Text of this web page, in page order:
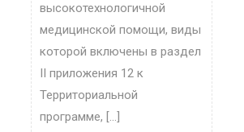
высокотехнологичной
медицинской помощи, виды
которой включены в раздел
II приложения 12 к
Территориальной
программе, […]